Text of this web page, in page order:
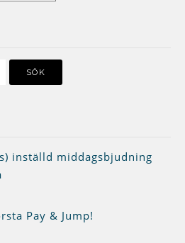
inställd middagsbjudning
Pay & Jump!